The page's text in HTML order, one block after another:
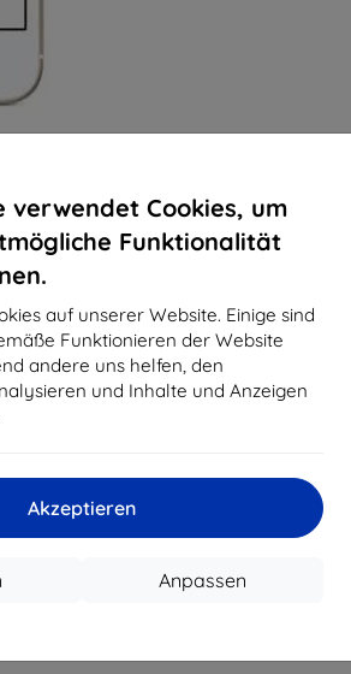
verwendet Cookies, um
Funktionalität
auf unserer Website. Einige sind
Funktionieren der Website
andere uns helfen, den
und Inhalte und Anzeigen
Akzeptieren
Anpassen